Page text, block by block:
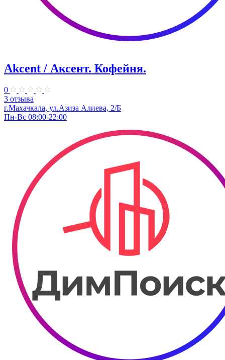
Akcent / Аксент. Кофейня.
0
3 отзыва
г.Махачкала, ул.Азиза Алиева, 2/Б
Пн-Вс 08:00-22:00